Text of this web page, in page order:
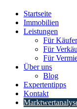
Startseite
Immobilien
Leistungen
Für Käufer
Für
Für
Über uns
Blog
Expertentipps
Kontakt